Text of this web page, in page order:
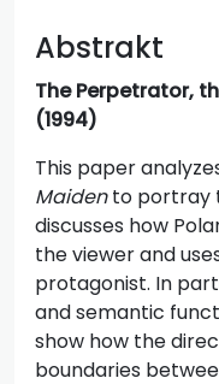
Abstrakt
The Perpetrator,
(1994)
This paper
Maidento portray
discusses how
the viewer and
protagonist. In
and semantic
show how the
boundaries